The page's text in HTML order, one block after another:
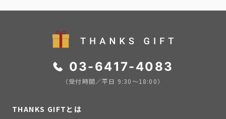
03-6417-4083
（受付時間／平日 9:30〜18:00）
THANKS GIFTとは